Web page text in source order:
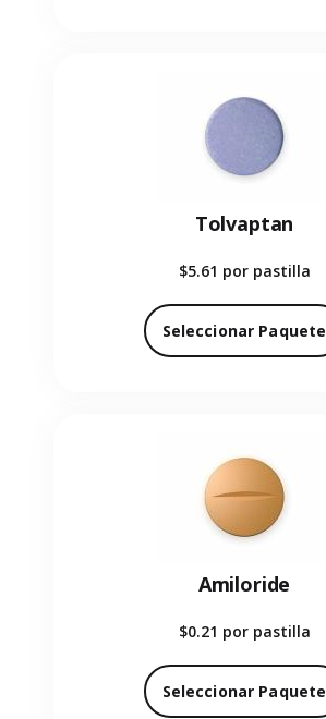
Tolvaptan
$5.61 por pastilla
Seleccionar Paquete
Amiloride
$0.21 por pastilla
Seleccionar Paquete